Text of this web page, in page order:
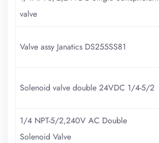
valve
Valve assy Janatics DS255SS81
Solenoid valve double 24VDC 1/4-5/2
1/4 NPT-5/2,240V AC Double
Solenoid Valve